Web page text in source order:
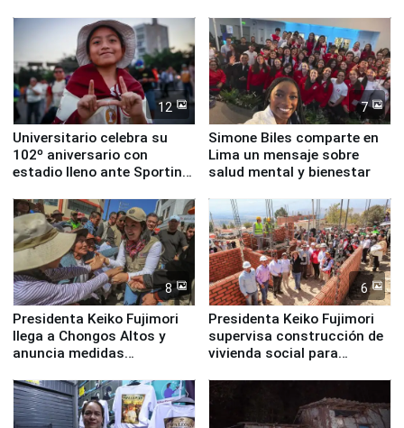
12
Universitario celebra su
102º aniversario con
estadio lleno ante Sporting
7
Simone Biles comparte en
Lima un mensaje sobre
salud mental y bienestar
8
Presidenta Keiko Fujimori
llega a Chongos Altos y
anuncia medidas
educación, salud y empleo
6
Presidenta Keiko Fujimori
supervisa construcción de
vivienda social para